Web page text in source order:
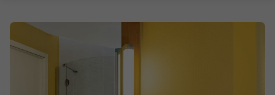
Disneyland ® Paris
Escapadinhas